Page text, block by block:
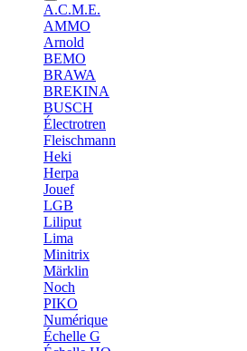
A.C.M.E.
AMMO
Arnold
BEMO
BRAWA
BREKINA
BUSCH
Électrotren
Fleischmann
Heki
Herpa
Jouef
LGB
Liliput
Lima
Minitrix
Märklin
Noch
PIKO
Numérique
Échelle G